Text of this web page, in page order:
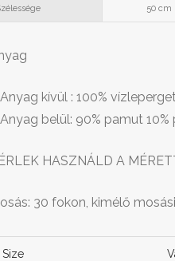
50 cm
Anyag kívül : 100%
Anyag belül: 90% pamut
HASZNÁLD A
30 fokon, kimélő
Size